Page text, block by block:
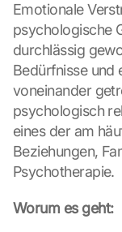
Emotionale
psychologische
durchlässig
Bedürfnisse und
voneinander
psychologisch
eines der am
Beziehungen,
Psychotherapie.
Worum es geht: